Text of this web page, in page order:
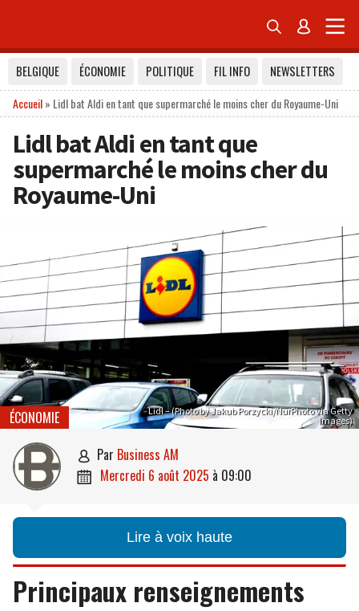
 
BELGIQUE ÉCONOMIE POLITIQUE FIL INFO
NEWSLETTERS
Accueil» Lidl bat Aldi en tant que supermarché le moins cher du Royaume-Uni
Lidl bat Aldi en tant que
supermarché le moins cher du
Royaume-Uni
Lidl – (Photo by Jakub Porzycki/NurPhoto via Getty
Images)
ÉCONOMIE
 par Business AM
 mercredi 6 août 2025 à 09:00
Lire à voix haute
Principaux renseignements